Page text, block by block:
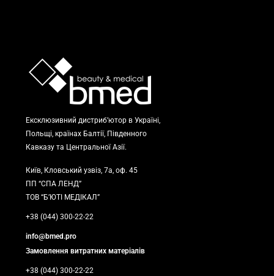
Ексклюзивний дистриб’ютор в Україні,
Польщі, країнах Балтії, Південного
Кавказу та Центральної Азії.
Київ, Кловський узвіз, 7а, оф. 45
ПП “СПА ЛЕНД”
ТОВ “Б’ЮТІ МЕДІКАЛ”
+38 (044) 300-22-22
info@bmed.pro
Замовлення витратних матеріалів
+38 (044) 300-22-22